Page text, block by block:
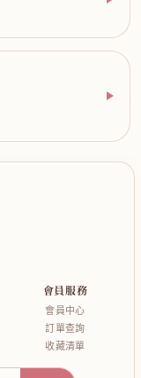
會員服務
會員中心
訂單查詢
收藏清單